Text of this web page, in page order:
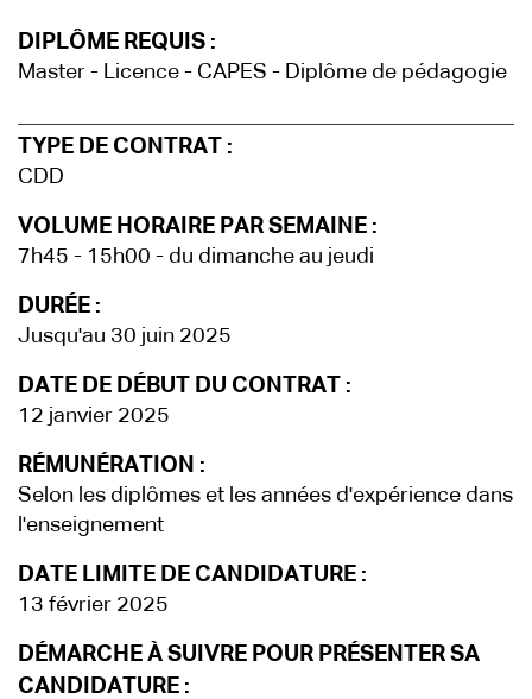
DIPLÔME REQUIS :
Master - Licence - CAPES - Diplôme de pédagogie
TYPE DE CONTRAT :
CDD
VOLUME HORAIRE PAR SEMAINE :
7h45 - 15h00 - du dimanche au jeudi
DURÉE :
Jusqu'au 30 juin 2025
DATE DE DÉBUT DU CONTRAT :
12 janvier 2025
RÉMUNÉRATION :
Selon les diplômes et les années d'expérience dans
l'enseignement
DATE LIMITE DE CANDIDATURE :
13 février 2025
DÉMARCHE À SUIVRE POUR PRÉSENTER SA
CANDIDATURE :